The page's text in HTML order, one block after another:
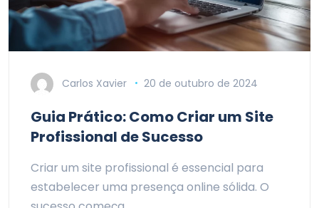
Carlos Xavier 20 de outubro de 2024
Guia Prático: Como Criar um Site
Profissional de Sucesso
Criar um site profissional é essencial para
estabelecer uma presença online sólida. O